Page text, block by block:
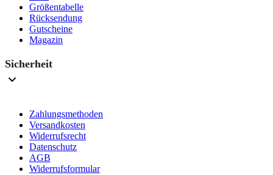
Größentabelle
Rücksendung
Gutscheine
Magazin
Sicherheit
Zahlungsmethoden
Versandkosten
Widerrufsrecht
Datenschutz
AGB
Widerrufsformular